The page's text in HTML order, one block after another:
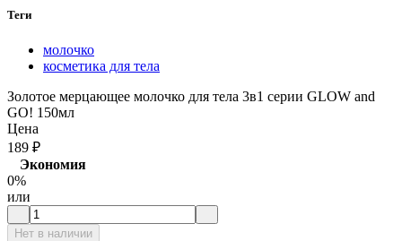
Теги
молочко
косметика для тела
Золотое мерцающее молочко для тела 3в1 серии GLOW and
GO! 150мл
Цена
189 ₽
Экономия
0%
или
Нет в наличии